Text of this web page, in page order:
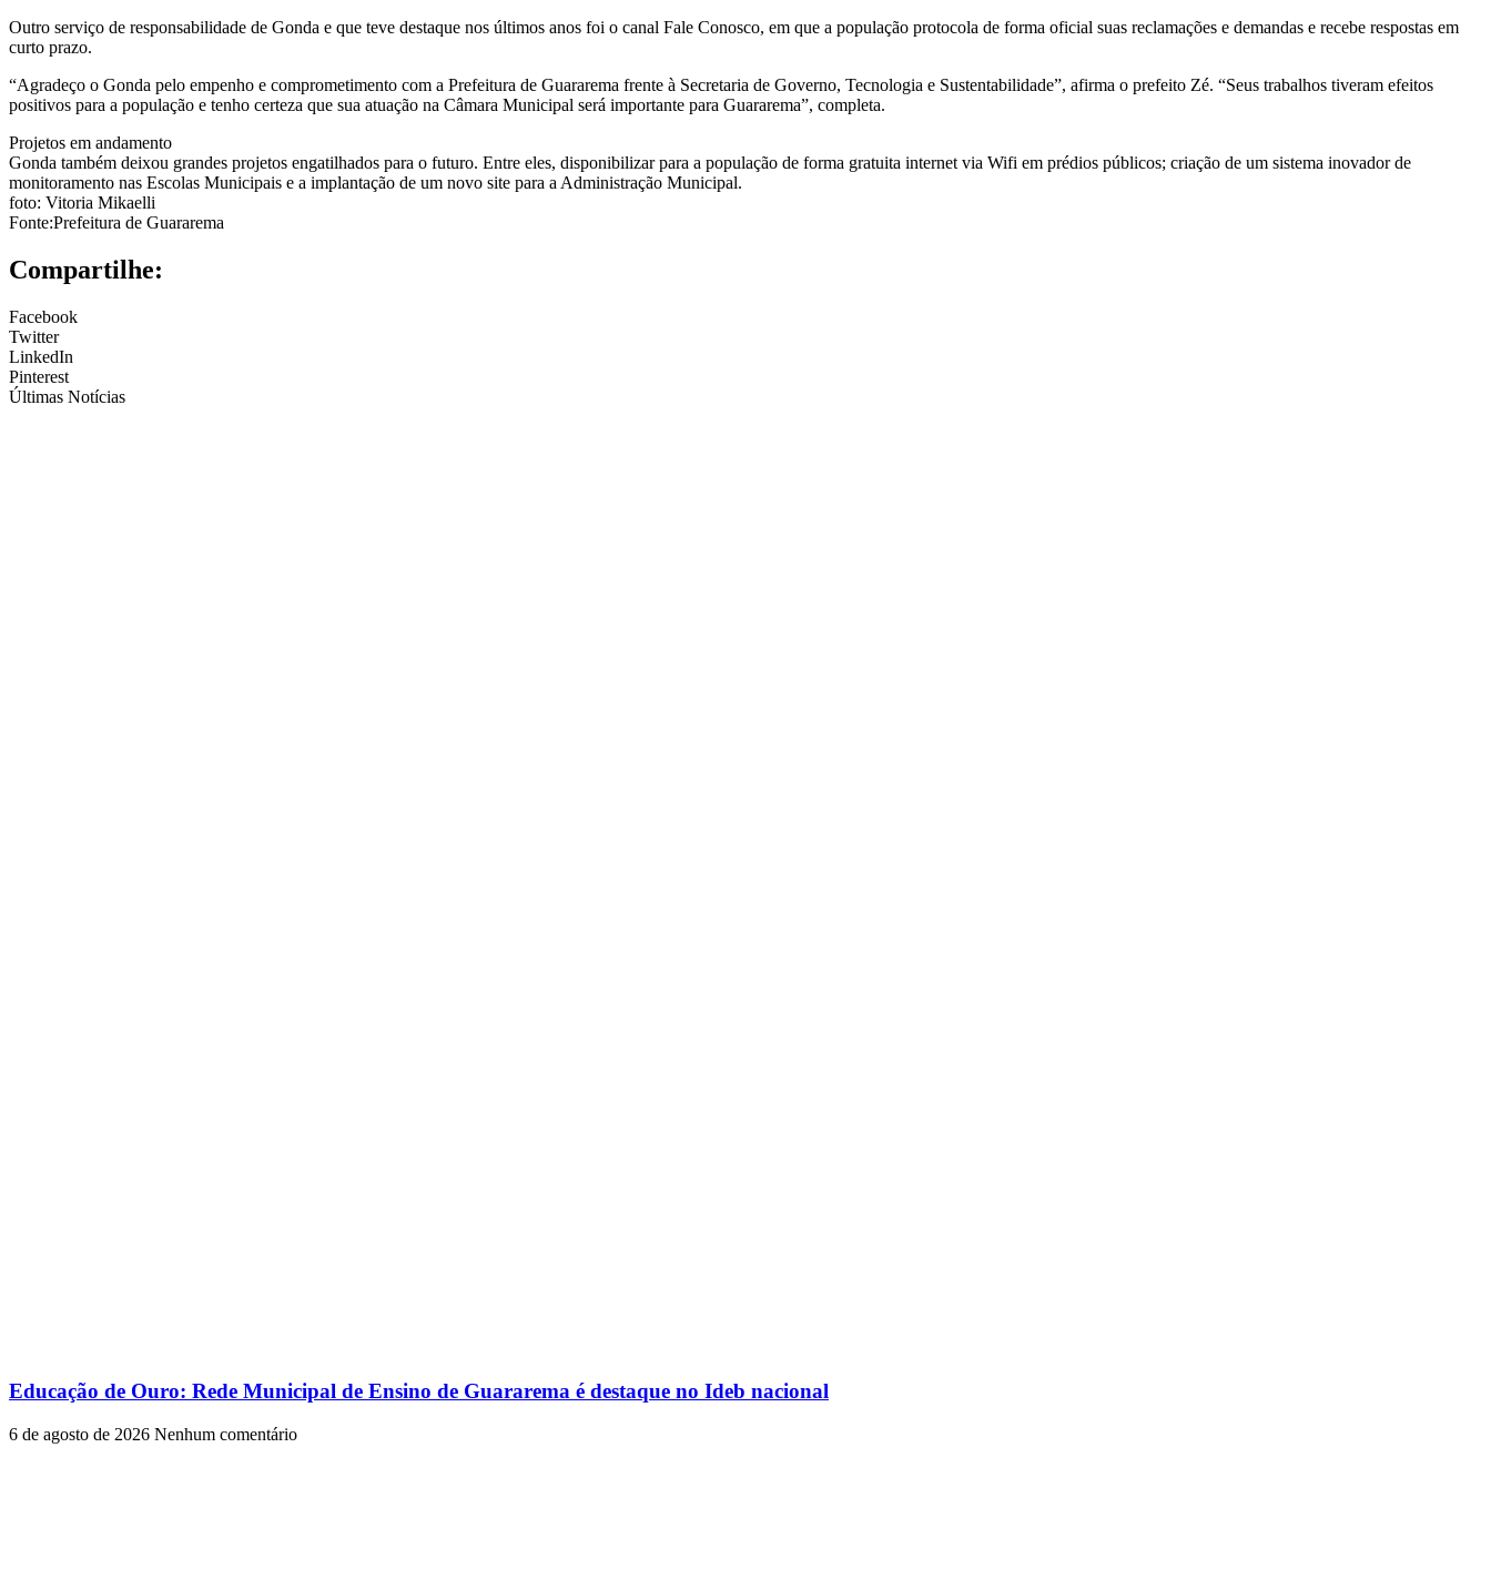
Outro serviço de responsabilidade de Gonda e que teve destaque nos últimos anos foi o canal Fale Conosco, em que a população protocola de forma oficial suas reclamações e demandas e recebe respostas em
curto prazo.
“Agradeço o Gonda pelo empenho e comprometimento com a Prefeitura de Guararema frente à Secretaria de Governo, Tecnologia e Sustentabilidade”, afirma o prefeito Zé. “Seus trabalhos tiveram efeitos
positivos para a população e tenho certeza que sua atuação na Câmara Municipal será importante para Guararema”, completa.
Projetos em andamento
Gonda também deixou grandes projetos engatilhados para o futuro. Entre eles, disponibilizar para a população de forma gratuita internet via Wifi em prédios públicos; criação de um sistema inovador de
monitoramento nas Escolas Municipais e a implantação de um novo site para a Administração Municipal.
foto: Vitoria Mikaelli
Fonte:Prefeitura de Guararema
Compartilhe:
Facebook
Twitter
LinkedIn
Pinterest
Últimas Notícias
Educação de Ouro: Rede Municipal de Ensino de Guararema é destaque no Ideb nacional
6 de agosto de 2026 Nenhum comentário